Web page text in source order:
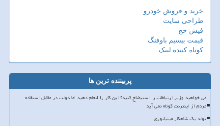
خرید و فروش خودرو
طراحی سایت
فیش حج
قیمت بیسیم باوفنگ
کوتاه کننده لینک
پربیننده ترین ها
می خواهید وزیر ارتباطات را استیضاح کنید؟ این کار را انجام دهید اما دولت در مقابل استفاده
مردم از اینترنت کوتاه نمی آید
تولد یک شاهکار مینیاتوری